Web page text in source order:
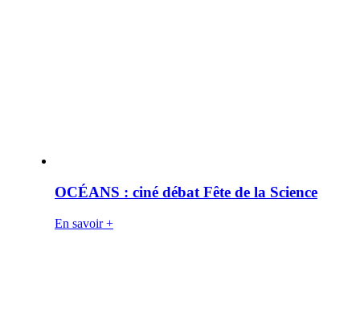
OCÉANS : ciné débat Fête de la Science
En savoir +